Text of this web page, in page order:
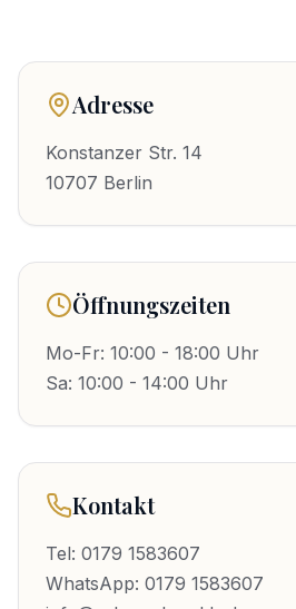
Adresse
Konstanzer Str. 14
10707 Berlin
Öffnungszeiten
Mo-Fr: 10:00 - 18:00 Uhr
Sa: 10:00 - 14:00 Uhr
Kontakt
Tel: 0179 1583607
WhatsApp: 0179 1583607